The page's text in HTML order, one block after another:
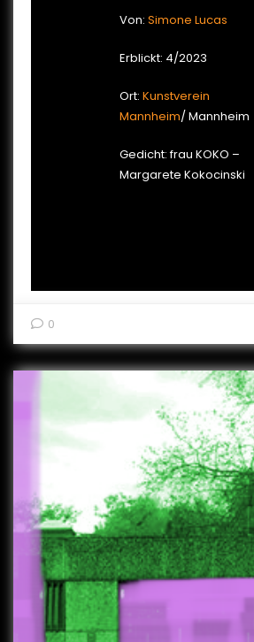
Von: Simone Lucas
Erblickt: 4/2023
Ort: Kunstverein
Mannheim/ Mannheim
Gedicht: frau KOKO –
Margarete Kokocinski
0